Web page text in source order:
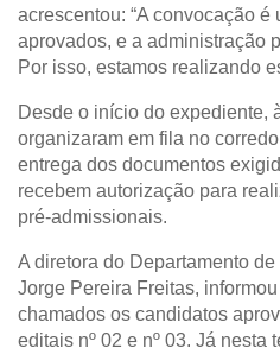
acrescentou: “A convocação
aprovados, e a administração
Por isso, estamos realizando
Desde o início do expediente,
organizaram em fila no
entrega dos documentos
recebem autorização para
pré-admissionais.
A diretora do Departamento
Jorge Pereira Freitas,
chamados os candidatos
editais nº 02 e nº 03. Já nesta